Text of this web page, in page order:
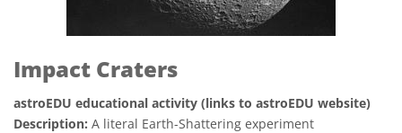
Impact Craters
astroEDU educational activity (links to astroEDU website)
Description: A literal Earth-Shattering experiment